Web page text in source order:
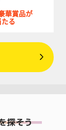
華賞品が
たる